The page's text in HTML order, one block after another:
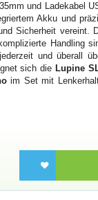
und Ladekabel
Akku und
Sicherheit vereint.
Handling
jederzeit und überall
sich die Lupine
im Set mit